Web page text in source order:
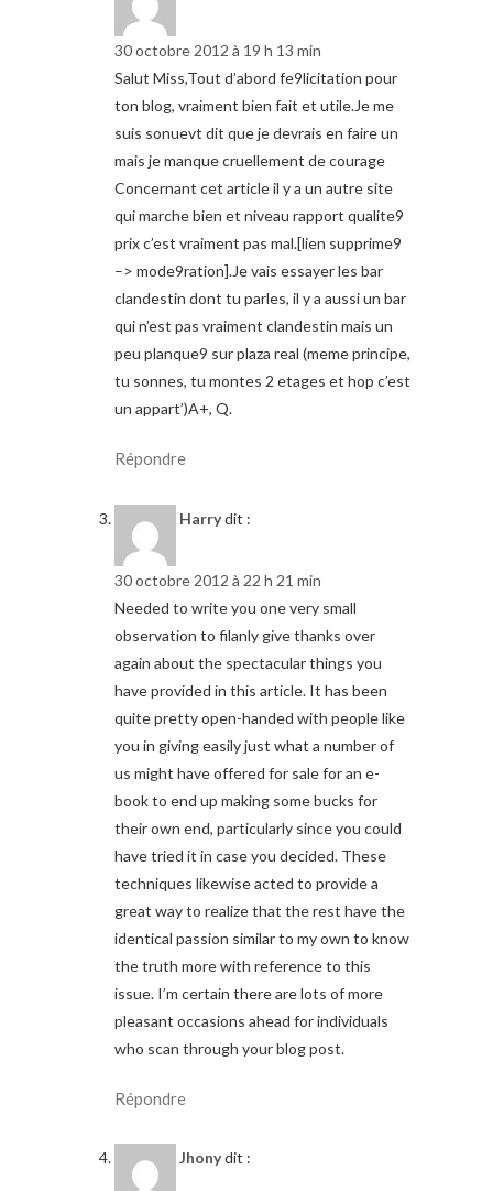
30 octobre 2012 à 19 h 13 min
Salut Miss,Tout d’abord fe9licitation pour
ton blog, vraiment bien fait et utile.Je me
suis sonuevt dit que je devrais en faire un
mais je manque cruellement de courage
Concernant cet article il y a un autre site
qui marche bien et niveau rapport qualite9
prix c’est vraiment pas mal.[lien supprime9
–> mode9ration].Je vais essayer les bar
clandestin dont tu parles, il y a aussi un bar
qui n’est pas vraiment clandestin mais un
peu planque9 sur plaza real (meme principe,
tu sonnes, tu montes 2 etages et hop c’est
un appart’)A+, Q.
Répondre
Harrydit :
30 octobre 2012 à 22 h 21 min
Needed to write you one very small
observation to filanly give thanks over
again about the spectacular things you
have provided in this article. It has been
quite pretty open-handed with people like
you in giving easily just what a number of
us might have offered for sale for an e-
book to end up making some bucks for
their own end, particularly since you could
have tried it in case you decided. These
techniques likewise acted to provide a
great way to realize that the rest have the
identical passion similar to my own to know
the truth more with reference to this
issue. I’m certain there are lots of more
pleasant occasions ahead for individuals
who scan through your blog post.
Répondre
Jhonydit :